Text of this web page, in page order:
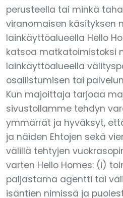
perusteella tai minkä
viranomaisen käsityksen
lainkäyttöalueella Hello
katsoa matkatoimistoksi
lainkäyttöalueella
osallistumisen tai
Kun majoittaja tarjoaa
sivustollamme tehdyn
ymmärrät ja hyväksyt,
ja näiden Ehtojen sekä
välillä tehtyjen
varten Hello Homes: (i)
paljastama agentti tai
isäntien nimissä ja